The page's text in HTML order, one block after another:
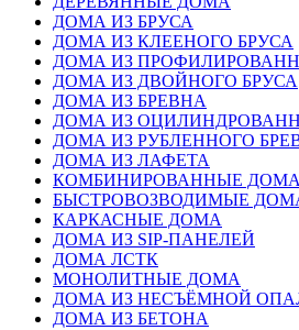
ДОМА ИЗ БРУСА
ДОМА ИЗ КЛЕЕНОГО БРУСА
ДОМА ИЗ
ДОМА ИЗ ДВОЙНОГО БРУСА
ДОМА ИЗ БРЕВНА
ДОМА ИЗ
ДОМА ИЗ РУБЛЕННОГО
ДОМА ИЗ ЛАФЕТА
КОМБИНИРОВАННЫЕ ДОМА
БЫСТРОВОЗВОДИМЫЕ
КАРКАСНЫЕ ДОМА
ДОМА ИЗ SIP-ПАНЕЛЕЙ
ДОМА ЛСТК
МОНОЛИТНЫЕ ДОМА
ДОМА ИЗ НЕСЪЁМНОЙ
ДОМА ИЗ БЕТОНА